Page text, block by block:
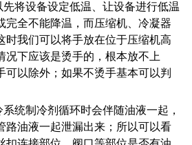
将设备设定低温、让设备进行低温
完全不能降温，而压缩机、冷凝器
时我们可以将手放在位于压缩机高
况下应该是烫手的，根本放不上
可以除外；如果不烫手基本可以判
统制冷剂循环时会伴随油液一起，
路油液一起泄漏出来；所以可以看